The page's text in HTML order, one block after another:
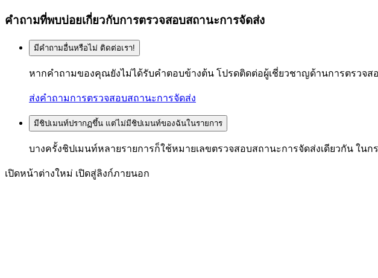
คำถามที่พบบ่อยเกี่ยวกับการตรวจสอบสถานะการจัดส่ง
มีคำถามอื่นหรือไม่ ติดต่อเรา!
หากคำถามของคุณยังไม่ได้รับคำตอบข้างต้น โปรดติดต่อผู้เชี่ยวชาญด้านการตรวจส
ส่งคำถามการตรวจสอบสถานะการจัดส่ง
มีชิปเมนท์ปรากฏขึ้น แต่ไม่มีชิปเมนท์ของฉันในรายการ
บางครั้งชิปเมนท์หลายรายการก็ใช้หมายเลขตรวจสอบสถานะการจัดส่งเดียวกัน ใน
เปิดหน้าต่างใหม่ เปิดสู่ลิงก์ภายนอก